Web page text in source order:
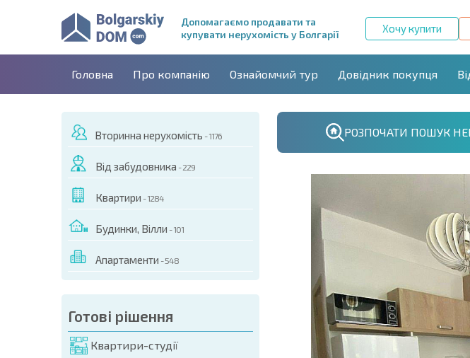
Допомагаємо продавати та
купувати нерухомість у Болгарії
Хочу купити
Головна Про компанію Ознайомчий тур Довідник покупця
Вторинна нерухомість - 1176
Від забудовника - 229
Квартири - 1284
Будинки, Вілли - 101
Апартаменти - 548
Готові рішення
Квартири-студії
РОЗПОЧАТИ ПОШУК
ЦЬОГО ОБ'ЄКТА
(Ім'я, E-mail, Телефон)